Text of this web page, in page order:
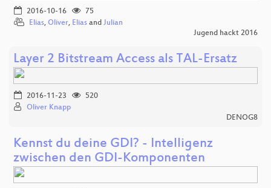
2016-10-16
75
Elias, Oliver, Elias and Julian
Jugend hackt 2016
Layer 2 Bitstream Access als TAL-Ersatz
2016-11-23
520
Oliver Knapp
DENOG8
Kennst du deine GDI? - Intelligenz
zwischen den GDI-Komponenten